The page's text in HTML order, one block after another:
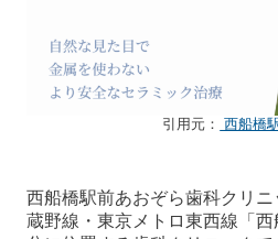
引用元： 西船橋
西船橋駅前あおぞら歯科クリ
蔵野線・東京メトロ東西線「